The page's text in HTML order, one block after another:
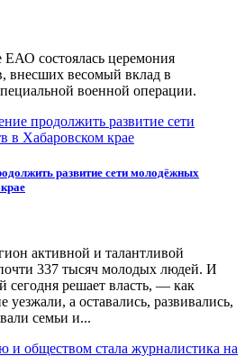
состоялась церемония
внесших весомый вклад в
военной операции.
развитие сети молодёжных
активной и талантливой
337 тысяч молодых людей. И
сегодня решает власть, — как
уезжали, а оставались, развивались,
семьи и...